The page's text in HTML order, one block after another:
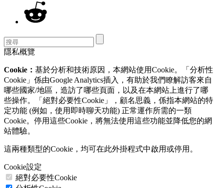
隱私概覽
Cookie： 基於分析和技術原因，本網站使用Cookie。「分析性
Cookie」係由Google Analytics插入，有助於我們瞭解訪客來自
哪些國家/地區，造訪了哪些頁面，以及在本網站上進行了哪
些操作。「絕對必要性Cookie」，顧名思義，係指本網站的特
定功能 (例如，使用即時聊天功能) 正常運作所需的一類
Cookie。停用這些Cookie，將無法使用這些功能並降低您的網
站體驗。
這兩種類型的Cookie，均可在此外掛程式中啟用或停用。
Cookie設定
絕對必要性Cookie